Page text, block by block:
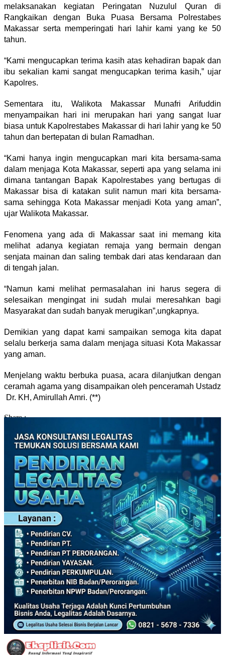
melaksanakan kegiatan Peringatan Nuzulul Quran di
Rangkaikan dengan Buka Puasa Bersama Polrestabes
Makassar serta memperingati hari lahir kami yang ke 50
tahun.
“Kami mengucapkan terima kasih atas kehadiran bapak dan
ibu sekalian kami sangat mengucapkan terima kasih,” ujar
Kapolres.
Sementara itu, Walikota Makassar Munafri Arifuddin
menyampaikan hari ini merupakan hari yang sangat luar
biasa untuk Kapolrestabes Makassar di hari lahir yang ke 50
tahun dan bertepatan di bulan Ramadhan.
“Kami hanya ingin mengucapkan mari kita bersama-sama
dalam menjaga Kota Makassar, seperti apa yang selama ini
dimana tantangan Bapak Kapolrestabes yang bertugas di
Makassar bisa di katakan sulit namun mari kita bersama-
sama sehingga Kota Makassar menjadi Kota yang aman”,
ujar Walikota Makassar.
Fenomena yang ada di Makassar saat ini memang kita
melihat adanya kegiatan remaja yang bermain dengan
senjata mainan dan saling tembak dari atas kendaraan dan
di tengah jalan.
“Namun kami melihat permasalahan ini harus segera di
selesaikan mengingat ini sudah mulai meresahkan bagi
Masyarakat dan sudah banyak merugikan”,ungkapnya.
Demikian yang dapat kami sampaikan semoga kita dapat
selalu berkerja sama dalam menjaga situasi Kota Makassar
yang aman.
Menjelang waktu berbuka puasa, acara dilanjutkan dengan
ceramah agama yang disampaikan oleh penceramah Ustadz
Dr. KH, Amirullah Amri. (**)
Share :